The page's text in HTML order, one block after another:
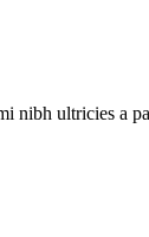
ultricies a